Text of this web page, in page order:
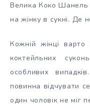
Велика Коко Шанель
на жінку в сукні. Де
Кожній жінці
коктейльних
особливих
повинна відчувати
один чоловік не міг